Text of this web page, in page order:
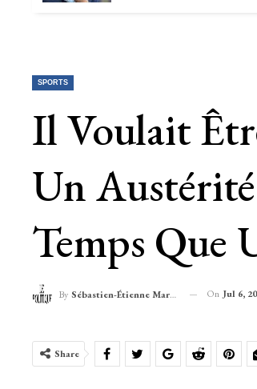
SPORTS
Il Voulait
Un Austérité
Temps Que
By Sébastien-Étienne Marechal On Jul 6,
Share